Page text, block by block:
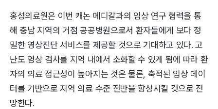
홍성의료원은 이번 캐논 메디칼과의 임상 연구 협력을 통
해 충남 지역의 거점 공공병원으로서 환자들에게 보다 정
밀한 영상진단 서비스를 제공할 것으로 기대하고 있다. 고
난도 영상 검사를 지역 내에서 소화할 수 있게 됨에 따라 환
자의 의료 접근성이 높아지는 것은 물론, 축적된 임상 데이
터를 기반으로 지역 의료 수준 전반을 향상시킬 것으로 전
망한다.